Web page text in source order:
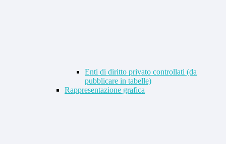
Enti di diritto privato controllati (da
pubblicare in tabelle)
Rappresentazione grafica